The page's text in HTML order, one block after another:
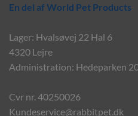
En del af World Pet Products
Lager: Hvalsøvej 22 Hal 6
4320 Lejre
Administration: Hedeparken
Cvr nr. 40250026
Kundeservice@rabbitpet.dk